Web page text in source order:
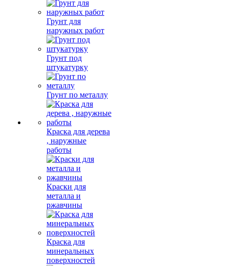
Грунт для
наружных работ
Грунт под
штукатурку
Грунт по металлу
Краска для дерева
, наружные
работы
Краски для
металла и
ржавчины
Краска для
минеральных
поверхностей